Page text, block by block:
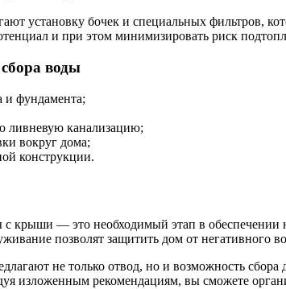
установку бочек и специальных фильтров,
и при этом минимизировать риск
воды
и фундамента;
ливневую канализацию;
вокруг дома;
конструкции.
крыши — это необходимый этап в обеспечении
позволят защитить дом от негативного
не только отвод, но и возможность
изложенным рекомендациям, вы сможете